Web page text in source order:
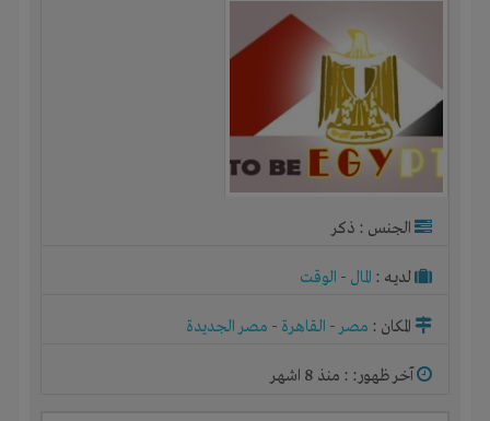
الجنس : ذكر
لديـه : المال - الوقت
المكان : مصر- القاهرة - مصر الجديدة
آخر ظهور: : منذ 8 اشهر